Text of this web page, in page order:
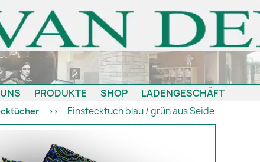
PRODUKTE SHOP LADENGESCHÄFT
Einstecktuch blau / grün aus Seide